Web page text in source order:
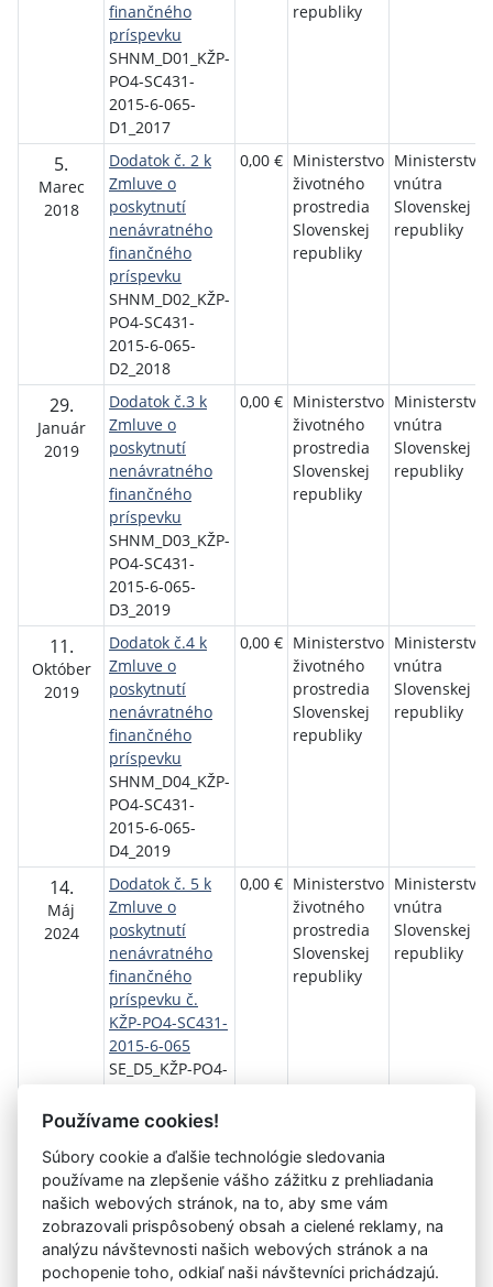
finančného
príspevku
SHNM_D01_KŽP-
PO4-SC431-
2015-6-065-
D1_2017
republiky
5.
Marec
2018
Dodatok č. 2 k
Zmluve o
poskytnutí
nenávratného
finančného
príspevku
SHNM_D02_KŽP-
PO4-SC431-
2015-6-065-
D2_2018
0,00 € Ministerstvo
životného
prostredia
Slovenskej
republiky
Ministerstvo
vnútra
Slovenskej
republiky
29.
Január
2019
Dodatok č.3 k
Zmluve o
poskytnutí
nenávratného
finančného
príspevku
SHNM_D03_KŽP-
PO4-SC431-
2015-6-065-
D3_2019
0,00 € Ministerstvo
životného
prostredia
Slovenskej
republiky
Ministerstvo
vnútra
Slovenskej
republiky
11.
Október
2019
Dodatok č.4 k
Zmluve o
poskytnutí
nenávratného
finančného
príspevku
SHNM_D04_KŽP-
PO4-SC431-
2015-6-065-
D4_2019
0,00 € Ministerstvo
životného
prostredia
Slovenskej
republiky
Ministerstvo
vnútra
Slovenskej
republiky
14.
Máj
2024
Dodatok č. 5 k
Zmluve o
poskytnutí
nenávratného
finančného
príspevku č.
KŽP-PO4-SC431-
2015-6-065
SE_D5_KŽP-PO4-
065-5_2024
0,00 € Ministerstvo
životného
prostredia
Slovenskej
republiky
Ministerstvo
vnútra
Slovenskej
republiky
Návrat späť
Vystavil:Ministerstvo vnútra SR (Sekcia ekonomiky)
Používame cookies!
Súbory cookie a ďalšie technológie sledovania
používame na zlepšenie vášho zážitku z prehliadania
našich webových stránok, na to, aby sme vám
zobrazovali prispôsobený obsah a cielené reklamy, na
analýzu návštevnosti našich webových stránok a na
pochopenie toho, odkiaľ naši návštevníci prichádzajú.